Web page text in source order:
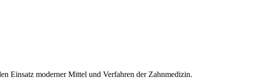
Einsatz moderner Mittel und Verfahren der Zahnmedizin.